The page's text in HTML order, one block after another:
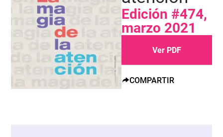
Edición #474,
marzo 2021
Ver PDF
COMPARTIR